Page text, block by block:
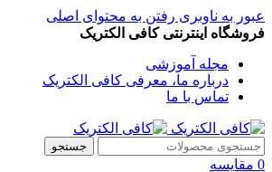
عبور به ناوبری رفتن به محتوای اصلی
فروشگاه اینترنتی کافی الکتریک
مجله آموزشی
درباره ما، معرفی کافی الکتریک
تماس با ما
جستجو
0 مقایسه